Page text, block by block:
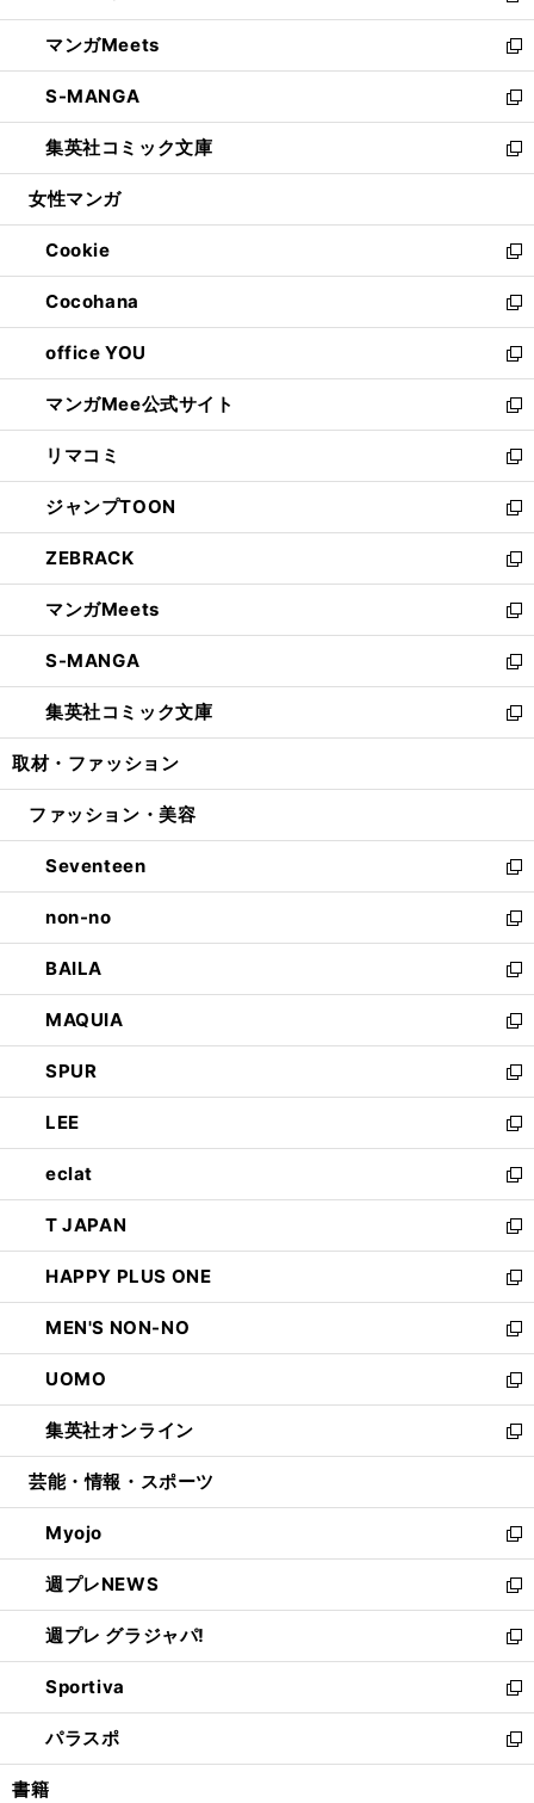
開
く
ウ
で
開
く
ン
ド
ウ
で
開
く
ウ
ィ
ン
ド
ウ
で
開
し
い
ウ
ィ
ン
ド
ウ
開
く
マンガMeets
新
し
い
ウ
ィ
ン
ウ
で
開
く
S-MANGA
新
し
い
ウ
ン
ド
ウ
で
開
く
集英社コミック文庫
新
し
ウ
ィ
ン
ド
ウ
で
開
く
女性マンガ
Cookie
新
し
い
ウ
ィ
ン
ド
ウ
で
開
く
Cocohana
新
し
い
ウ
ィ
ン
ド
ウ
で
開
く
office YOU
新
し
い
ウ
ィ
ン
ド
ウ
で
開
く
マンガMee公式サイト
新
し
い
ウ
ィ
ン
ド
ウ
で
開
く
リマコミ
新
し
い
ウ
ィ
ン
ド
ウ
で
開
く
ジャンプTOON
新
し
い
ウ
ィ
ン
ド
ウ
で
開
ZEBRACK
新
し
い
ウ
ィ
ン
ド
ウ
開
マンガMeets
新
し
い
ウ
ィ
ン
ウ
開
く
S-MANGA
新
し
い
ウ
ン
ウ
で
開
く
集英社コミック文庫
新
し
ウ
ン
ド
ウ
で
開
く
取材・ファッション
ファッション・美容
Seventeen
新
し
い
ウ
ィ
ン
ド
ウ
で
開
く
non-no
新
し
い
ウ
ィ
ン
ド
ウ
で
開
く
BAILA
新
し
い
ウ
ィ
ン
ド
ウ
で
開
く
MAQUIA
新
し
い
ウ
ィ
ン
ド
ウ
で
開
く
SPUR
新
し
い
ウ
ィ
ン
ド
ウ
で
開
く
LEE
新
し
い
ウ
ィ
ン
ド
ウ
で
開
く
eclat
新
し
い
ウ
ィ
ン
ド
ウ
で
開
く
T JAPAN
新
し
い
ウ
ィ
ン
ド
ウ
で
開
HAPPY PLUS ONE
新
し
い
ウ
ィ
ン
ド
ウ
開
く
MEN'S NON-NO
新
し
い
ウ
ィ
ン
ウ
で
開
く
UOMO
新
し
い
ウ
ン
ド
ウ
で
開
く
集英社オンライン
新
し
ウ
ィ
ン
ド
ウ
で
開
く
芸能・情報・スポーツ
Myojo
新
し
い
ウ
ィ
ン
ド
ウ
で
開
週プレNEWS
新
し
い
ウ
ィ
ン
ド
ウ
週プレ グラジャパ!
新
し
い
ウ
ィ
ン
Sportiva
新
し
い
ウ
パラスポ
新
し
書籍